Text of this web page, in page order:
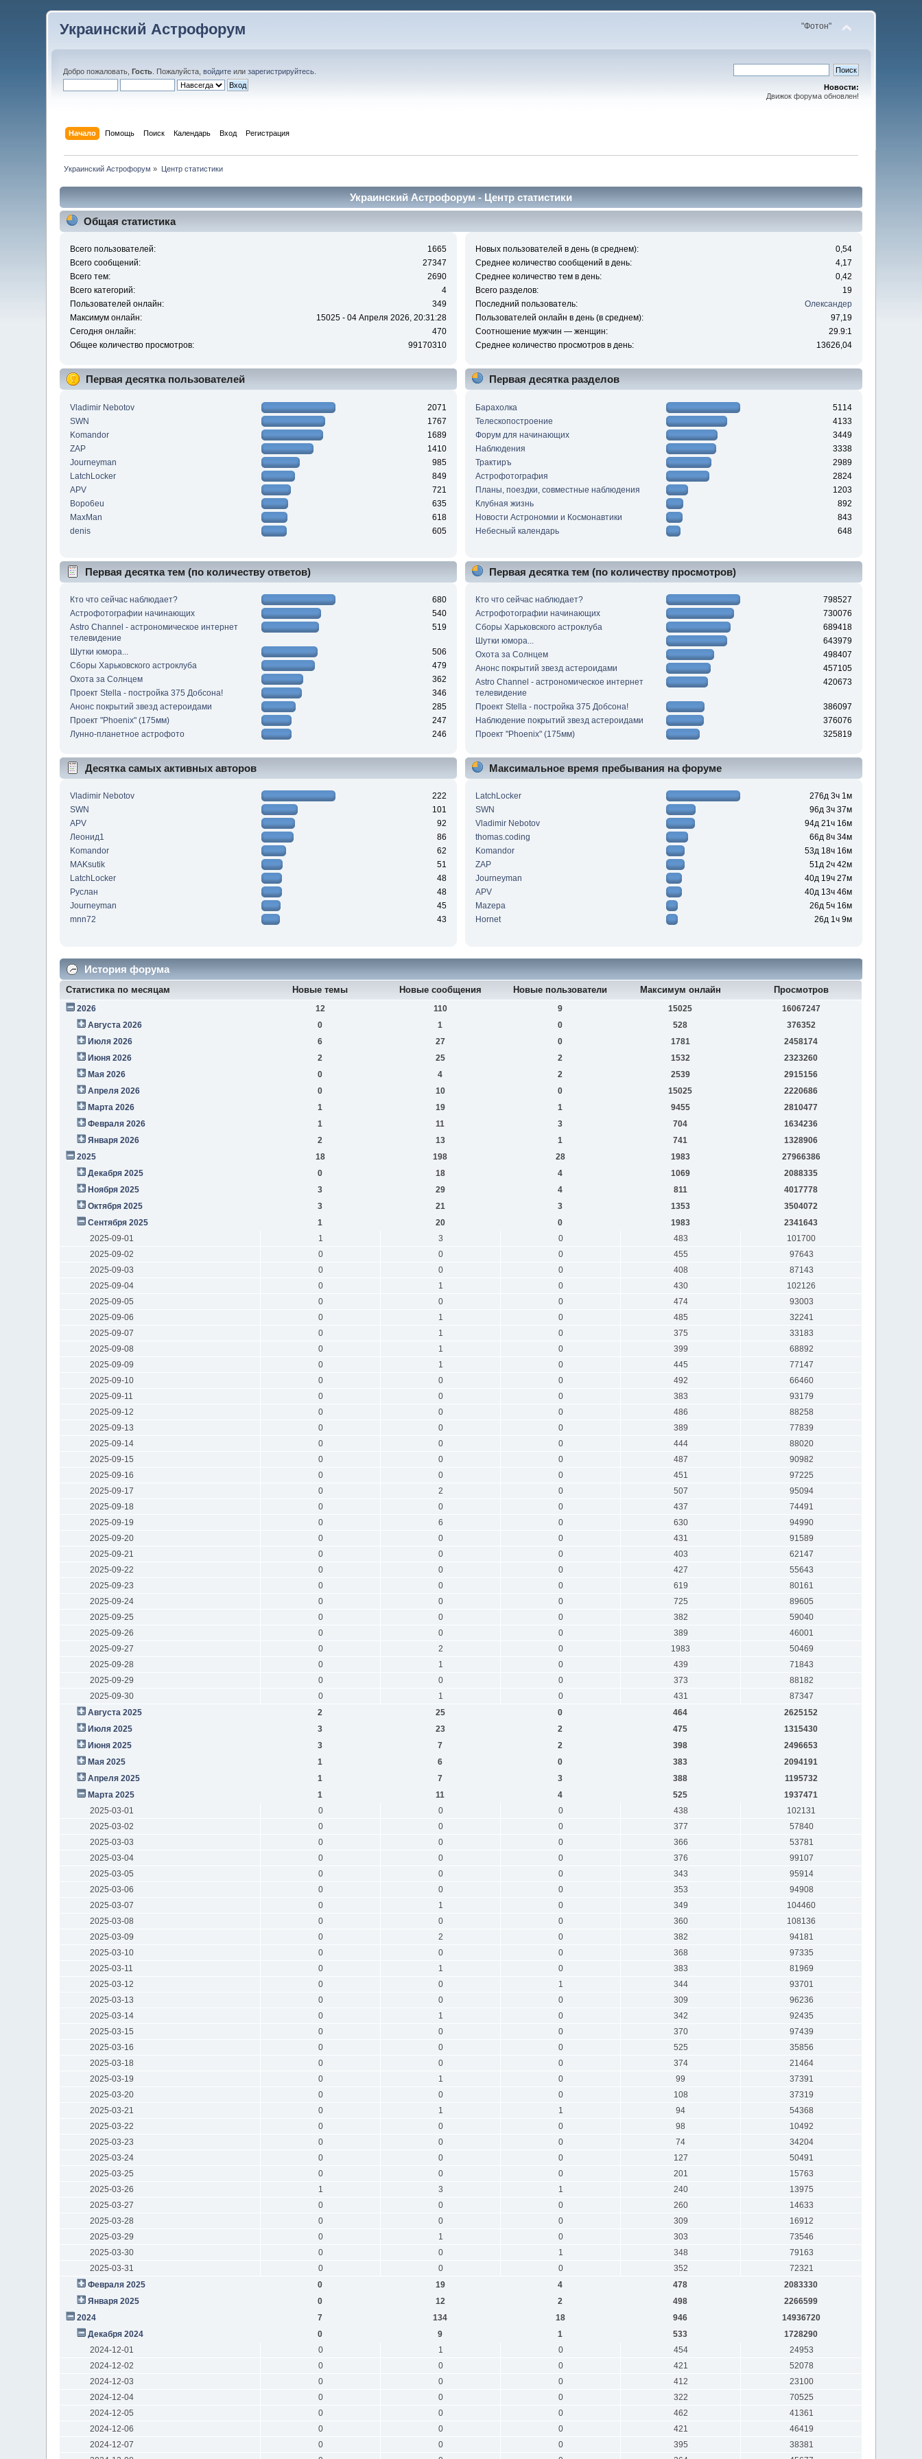
Украинский Астрофорум "Фотон"
Добро пожаловать,Гость . Пожалуйста,войдите илизарегистрируйтесь
Новости:
Движок форума обновлен!
Начало Помощь Поиск Календарь Вход Регистрация
Украинский Астрофорум » Центр статистики
Украинский Астрофорум - Центр статистики
Общая статистика
Всего пользователей:
1665
Всего сообщений:
27347
Всего тем:
2690
Всего категорий:
4
Пользователей онлайн:
349
Максимум онлайн:
15025 - 04 Апреля 2026, 20:31:28
Сегодня онлайн:
470
Общее количество просмотров:
99170310
Новых пользователей в день (в среднем):
0,54
Среднее количество сообщений в день:
4,17
Среднее количество тем в день:
0,42
Всего разделов:
19
Последний пользователь:
Олександер
Пользователей онлайн в день (в среднем):
97,19
Соотношение мужчин — женщин:
29.9:1
Среднее количество просмотров в день:
13626,04
Первая десятка пользователей
Vladimir Nebotov
2071
SWN
1767
Komandor
1689
ZAP
1410
Journeyman
985
LatchLocker
849
APV
721
Bopo6eu
635
MaxMan
618
denis
605
Первая десятка разделов
Барахолка
5114
Телескопостроение
4133
Форум для начинающих
3449
Наблюдения
3338
Трактиръ
2989
Астрофотография
2824
Планы, поездки, совместные наблюдения
1203
Клубная жизнь
892
Новости Астрономии и Космонавтики
843
Небесный календарь
648
Первая десятка тем (по количеству ответов)
Кто что сейчас наблюдает?
680
Астрофотографии начинающих
540
Astro Channel - астрономическое интернет
телевидение
519
Шутки юмора...
506
Сборы Харьковского астроклуба
479
Охота за Солнцем
362
Проект Stella - постройка 375 Добсона!
346
Анонс покрытий звезд астероидами
285
Проект "Phoenix" (175мм)
247
Лунно-планетное астрофото
246
Первая десятка тем (по количеству просмотров)
Кто что сейчас наблюдает?
798527
Астрофотографии начинающих
730076
Сборы Харьковского астроклуба
689418
Шутки юмора...
643979
Охота за Солнцем
498407
Анонс покрытий звезд астероидами
457105
Astro Channel - астрономическое интернет
телевидение
420673
Проект Stella - постройка 375 Добсона!
386097
Наблюдение покрытий звезд астероидами
376076
Проект "Phoenix" (175мм)
325819
Десятка самых активных авторов
Vladimir Nebotov
222
SWN
101
APV
92
Леонид1
86
Komandor
62
MAKsutik
51
LatchLocker
48
Руслан
48
Journeyman
45
mnn72
43
Максимальное время пребывания на форуме
LatchLocker
276д 3ч 1м
SWN
96д 3ч 37м
Vladimir Nebotov
94д 21ч 16м
thomas.coding
66д 8ч 34м
Komandor
53д 18ч 16м
ZAP
51д 2ч 42м
Journeyman
40д 19ч 27м
APV
40д 13ч 46м
Mazepa
26д 5ч 16м
Hornet
26д 1ч 9м
История форума
Статистика по месяцам Новые темы Новые сообщения Новые пользователи Максимум онлайн Просмотров
2026 12 110 9 15025
16067247
Августа 2026
0 1 0 528
376352
Июля 2026
6 27 0 1781
2458174
Июня 2026
2 25 2 1532
2323260
Мая 2026
0 4 2 2539
2915156
Апреля 2026
0 10 0 15025
2220686
Марта 2026
1 19 1 9455
2810477
Февраля 2026
1 11 3 704
1634236
Января 2026
2 13 1 741
1328906
2025
18 198 28 1983
27966386
Декабря 2025
0 18 4 1069
2088335
Ноября 2025
3 29 4 811
4017778
Октября 2025
3 21 3 1353
3504072
Сентября 2025
1 20 0 1983
2341643
2025-09-01
1 3 0 483
101700
2025-09-02
0 0 0 455
97643
2025-09-03
0 0 0 408
87143
2025-09-04
0 1 0 430
102126
2025-09-05
0 0 0 474
93003
2025-09-06
0 1 0 485
32241
2025-09-07
0 1 0 375
33183
2025-09-08
0 1 0 399
68892
2025-09-09
0 1 0 445
77147
2025-09-10
0 0 0 492
66460
2025-09-11
0 0 0 383
93179
2025-09-12
0 0 0 486
88258
2025-09-13
0 0 0 389
77839
2025-09-14
0 0 0 444
88020
2025-09-15
0 0 0 487
90982
2025-09-16
0 0 0 451
97225
2025-09-17
0 2 0 507
95094
2025-09-18
0 0 0 437
74491
2025-09-19
0 6 0 630
94990
2025-09-20
0 0 0 431
91589
2025-09-21
0 0 0 403
62147
2025-09-22
0 0 0 427
55643
2025-09-23
0 0 0 619
80161
2025-09-24
0 0 0 725
89605
2025-09-25
0 0 0 382
59040
2025-09-26
0 0 0 389
46001
2025-09-27
0 2 0 1983
50469
2025-09-28
0 1 0 439
71843
2025-09-29
0 0 0 373
88182
2025-09-30
0 1 0 431
87347
Августа 2025
2 25 0 464
2625152
Июля 2025
3 23 2 475
1315430
Июня 2025
3 7 2 398
2496653
Мая 2025
1 6 0 383
2094191
Апреля 2025
1 7 3 388
1195732
Марта 2025
1 11 4 525
1937471
2025-03-01
0 0 0 438
102131
2025-03-02
0 0 0 377
57840
2025-03-03
0 0 0 366
53781
2025-03-04
0 0 0 376
99107
2025-03-05
0 0 0 343
95914
2025-03-06
0 0 0 353
94908
2025-03-07
0 1 0 349
104460
2025-03-08
0 0 0 360
108136
2025-03-09
0 2 0 382
94181
2025-03-10
0 0 0 368
97335
2025-03-11
0 1 0 383
81969
2025-03-12
0 0 1 344
93701
2025-03-13
0 0 0 309
96236
2025-03-14
0 1 0 342
92435
2025-03-15
0 0 0 370
97439
2025-03-16
0 0 0 525
35856
2025-03-18
0 0 0 374
21464
2025-03-19
0 1 0 99
37391
2025-03-20
0 0 0 108
37319
2025-03-21
0 1 1 94
54368
2025-03-22
0 0 0 98
10492
2025-03-23
0 0 0 74
34204
2025-03-24
0 0 0 127
50491
2025-03-25
0 0 0 201
15763
2025-03-26
1 3 1 240
13975
2025-03-27
0 0 0 260
14633
2025-03-28
0 0 0 309
16912
2025-03-29
0 1 0 303
73546
2025-03-30
0 0 1 348
79163
2025-03-31
0 0 0 352
72321
Февраля 2025
0 19 4 478
2083330
Января 2025
0 12 2 498
2266599
2024
7 134 18 946
14936720
Декабря 2024
0 9 1 533
1728290
2024-12-01
0 1 0 454
24953
2024-12-02
0 0 0 421
52078
2024-12-03
0 0 0 412
23100
2024-12-04
0 0 0 322
70525
2024-12-05
0 0 0 462
41361
2024-12-06
0 0 0 421
46419
2024-12-07
0 0 0 395
38381